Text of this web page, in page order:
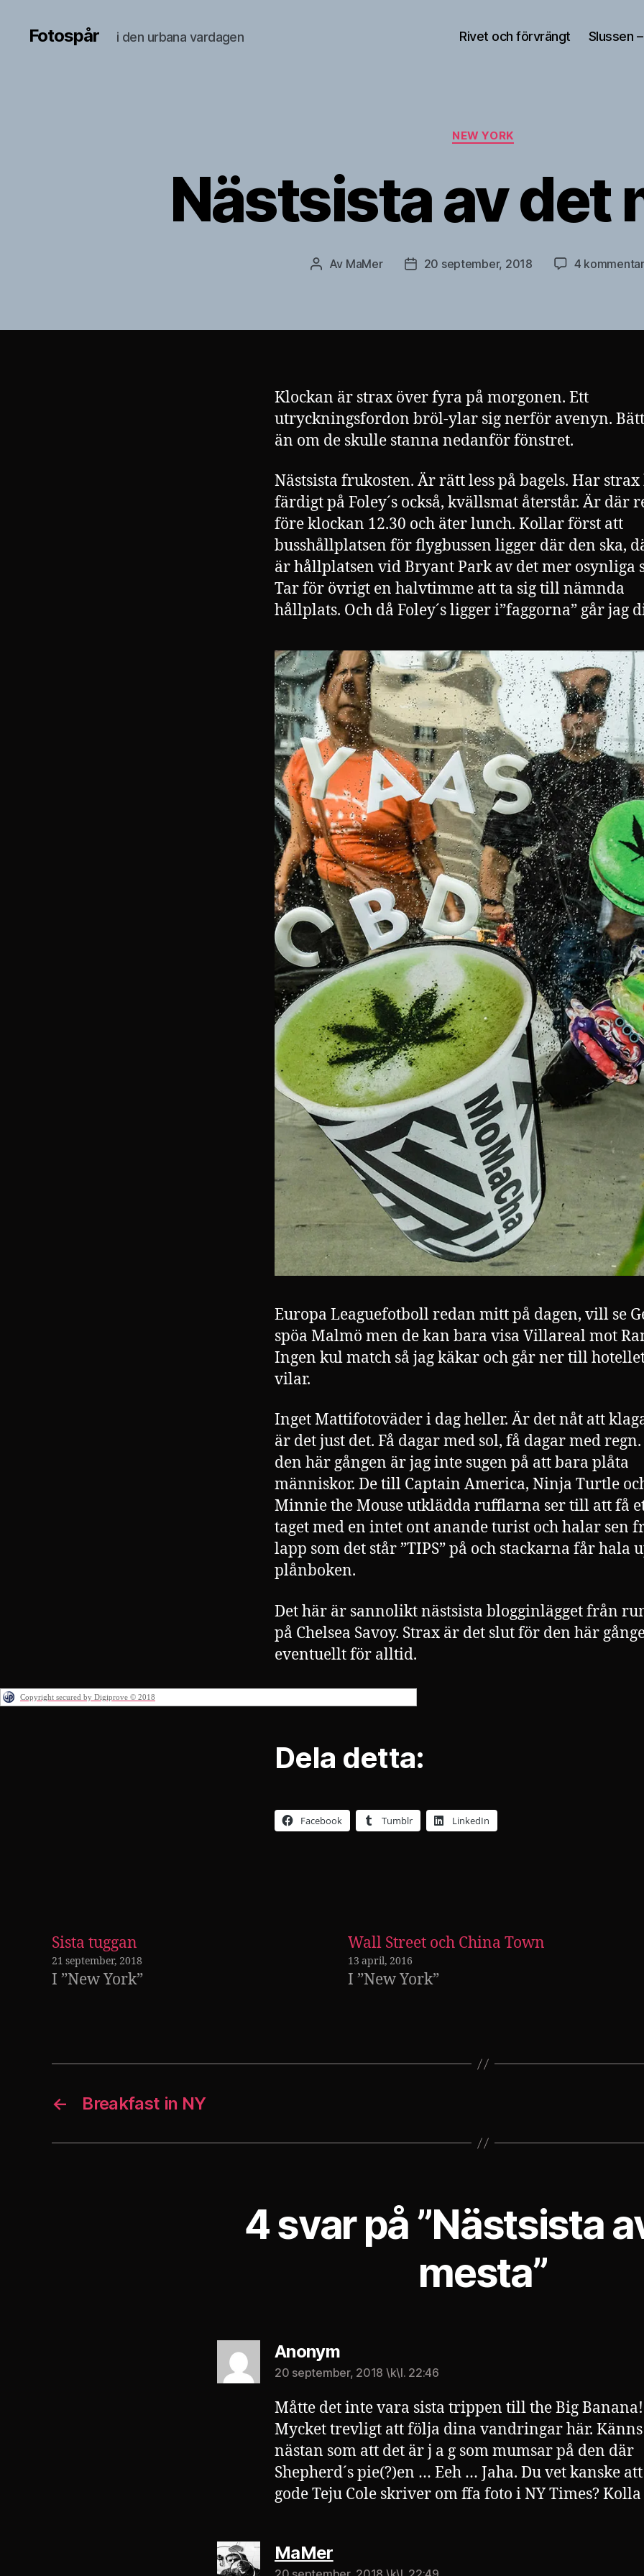
Fotospår i den urbana vardagen Rivet och förvrängt Slussen
Kategorier
NEW YORK
Nästsista av det
Inläggsförfattare
Av MaMer Inläggsdatum
20 september, 2018 4
Klockan är strax över fyra på morgonen. Ett
utryckningsfordon bröl-ylar sig nerför avenyn.
än om de skulle stanna nedanför fönstret.
Nästsista frukosten. Är rätt less på bagels. Har
färdigt på Foley´s också, kvällsmat återstår. Är där
före klockan 12.30 och äter lunch. Kollar först att
busshållplatsen för flygbussen ligger där den ska,
är hållplatsen vid Bryant Park av det mer osynliga
Tar för övrigt en halvtimme att ta sig till nämnda
hållplats. Och då Foley´s ligger i”faggorna” går jag
Europa Leaguefotboll redan mitt på dagen, vill se
spöa Malmö men de kan bara visa Villareal mot
Ingen kul match så jag käkar och går ner till
vilar.
Inget Mattifotoväder i dag heller. Är det nåt att
är det just det. Få dagar med sol, få dagar med regn.
den här gången är jag inte sugen på att bara plåta
människor. De till Captain America, Ninja Turtle
Minnie the Mouse utklädda rufflarna ser till att få
taget med en intet ont anande turist och halar sen
lapp som det står ”TIPS” på och stackarna får hala
plånboken.
Det här är sannolikt nästsista blogginlägget från
på Chelsea Savoy. Strax är det slut för den här
eventuellt för alltid.
Copyright secured by Digiprove © 2018
Dela detta:
Facebook Tumblr LinkedIn
Sista tuggan
21 september, 2018
I ”New York”
Wall Street och China Town
13 april, 2016
I ”New York”
← Breakfast in NY
4 svar på ”Nästsista
mesta”
Anonymsäger:
20 september, 2018 \k\l. 22:46
Måtte det inte vara sista trippen till the Big Banana!
Mycket trevligt att följa dina vandringar här. Känns
nästan som att det är j a g som mumsar på den där
Shepherd´s pie(?)en … Eeh … Jaha. Du vet kanske
gode Teju Cole skriver om ffa foto i NY Times?
MaMersäger: